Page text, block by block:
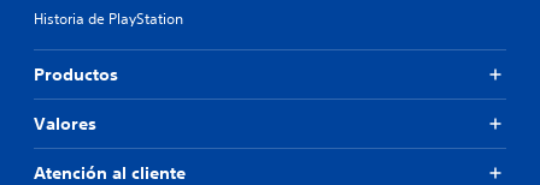
Historia de PlayStation
Productos
Valores
Atención al cliente